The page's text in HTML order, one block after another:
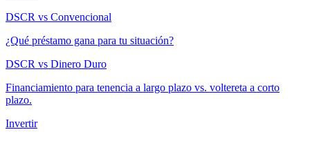
DSCR vs Convencional
¿Qué préstamo gana para tu situación?
DSCR vs Dinero Duro
Financiamiento para tenencia a largo plazo vs. voltereta a corto
plazo.
Invertir